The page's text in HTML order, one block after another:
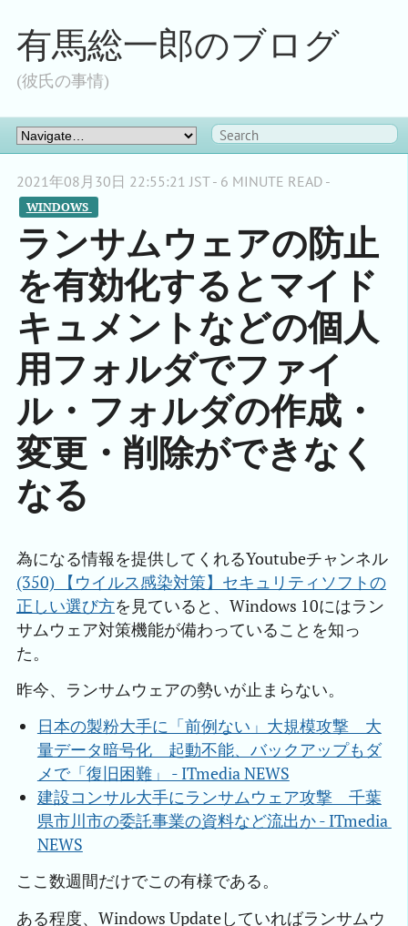
有馬総一郎のブログ
(彼氏の事情)
2021年08月30日 22:55:21 JST - 6 MINUTE READ -
WINDOWS
ランサムウェアの防止
を有効化するとマイド
キュメントなどの個人
用フォルダでファイ
ル・フォルダの作成・
変更・削除ができなく
なる
為になる情報を提供してくれるYoutubeチャンネル
(350) 【ウイルス感染対策】セキュリティソフトの
正しい選び方を見ていると、Windows 10にはラン
サムウェア対策機能が備わっていることを知っ
た。
昨今、ランサムウェアの勢いが止まらない。
日本の製粉大手に「前例ない」大規模攻撃　大
量データ暗号化　起動不能、バックアップもダ
メで「復旧困難」 - ITmedia NEWS
建設コンサル大手にランサムウェア攻撃　千葉
県市川市の委託事業の資料など流出か - ITmedia
NEWS
ここ数週間だけでこの有様である。
ある程度、Windows Updateしていればランサムウ